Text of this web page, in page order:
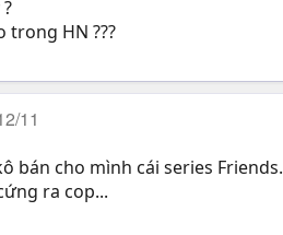
trong HN ???
11
bán cho mình cái series Friends.
ra cop...